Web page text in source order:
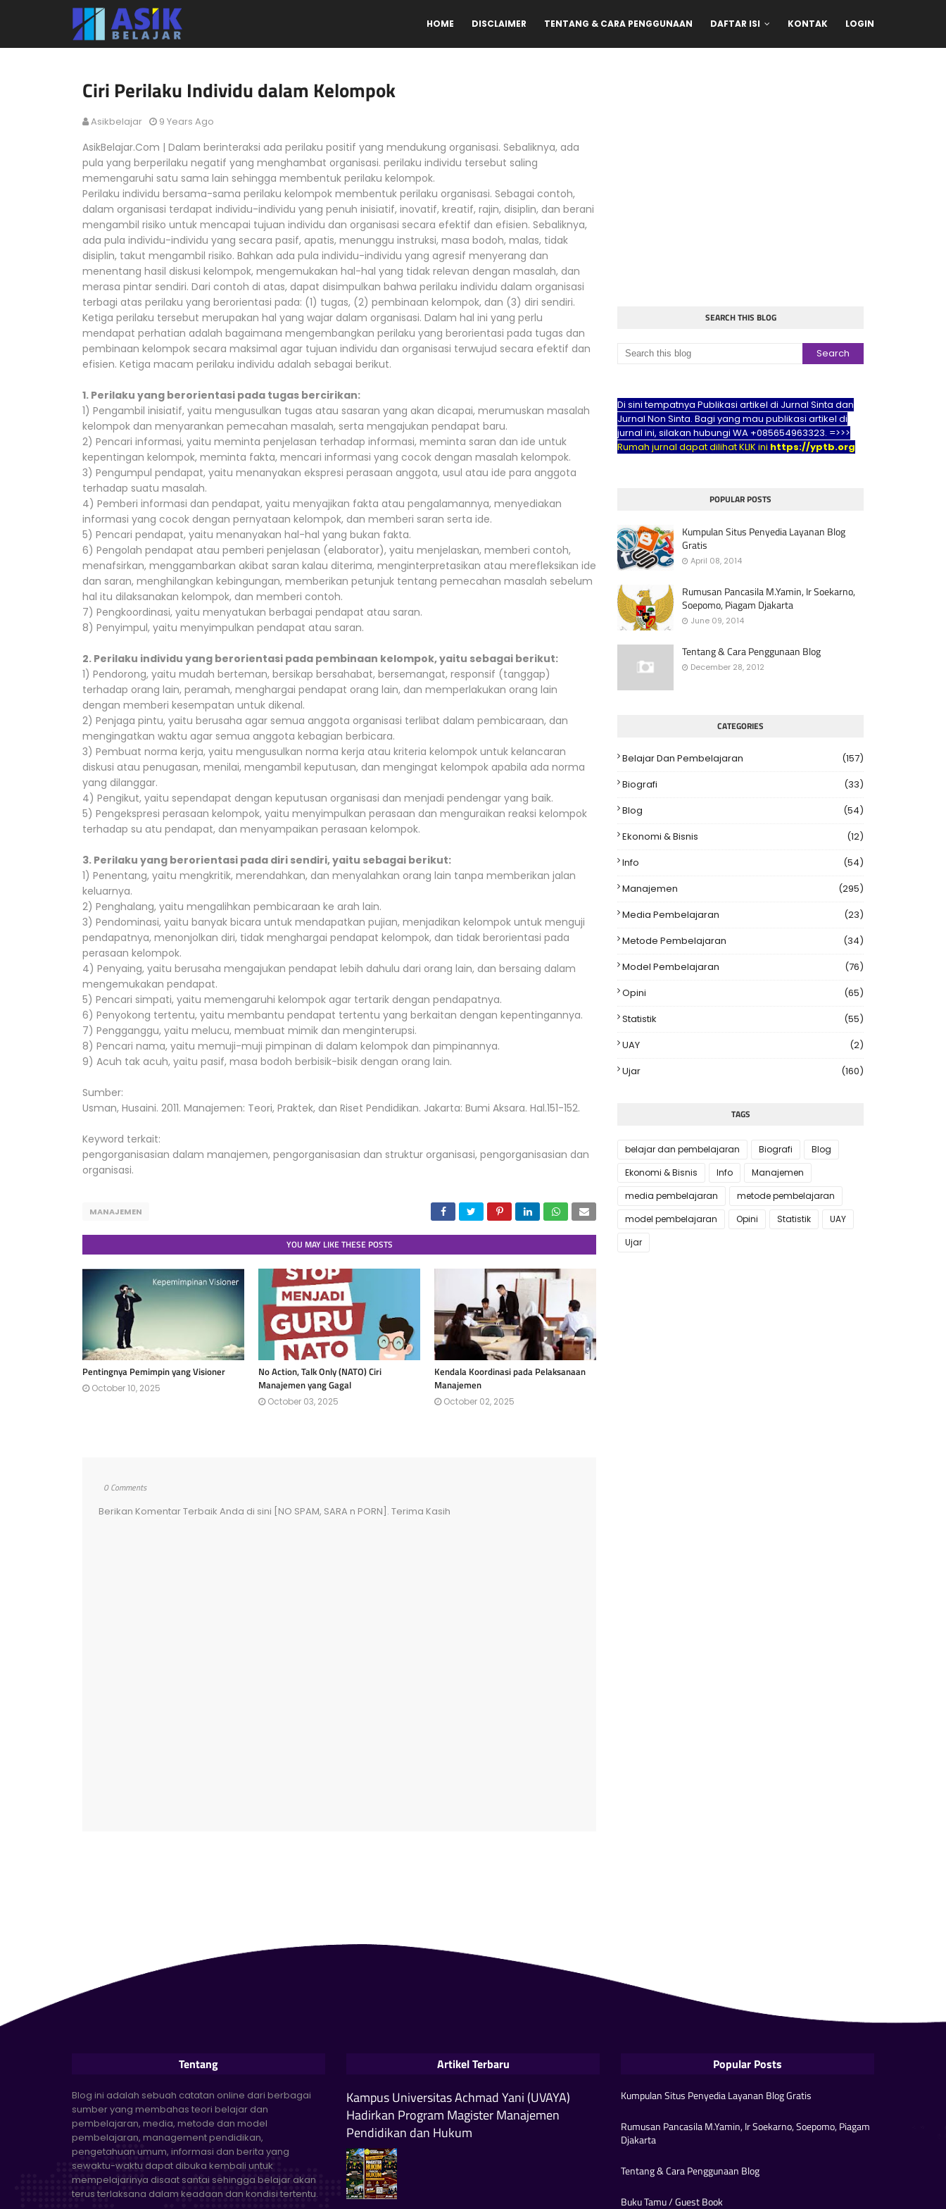
HOME DISCLAIMER TENTANG & CARA PENGGUNAAN DAFTAR ISI KONTAK LOGIN
Ciri Perilaku Individu dalam Kelompok
Asikbelajar 9 Years Ago
AsikBelajar.Com | Dalam berinteraksi ada perilaku positif yang mendukung organisasi. Sebaliknya, ada
pula yang berperilaku negatif yang menghambat organisasi. perilaku individu tersebut saling
memengaruhi satu sama lain sehingga membentuk perilaku kelompok.
Perilaku individu bersama-sama perilaku kelompok membentuk perilaku organisasi. Sebagai contoh,
dalam organisasi terdapat individu-individu yang penuh inisiatif, inovatif, kreatif, rajin, disiplin, dan berani
mengambil risiko untuk mencapai tujuan individu dan organisasi secara efektif dan efisien. Sebaliknya,
ada pula individu-individu yang secara pasif, apatis, menunggu instruksi, masa bodoh, malas, tidak
disiplin, takut mengambil risiko. Bahkan ada pula individu-individu yang agresif menyerang dan
menentang hasil diskusi kelompok, mengemukakan hal-hal yang tidak relevan dengan masalah, dan
merasa pintar sendiri. Dari contoh di atas, dapat disimpulkan bahwa perilaku individu dalam organisasi
terbagi atas perilaku yang berorientasi pada: (1) tugas, (2) pembinaan kelompok, dan (3) diri sendiri.
Ketiga perilaku tersebut merupakan hal yang wajar dalam organisasi. Dalam hal ini yang perlu
mendapat perhatian adalah bagaimana mengembangkan perilaku yang berorientasi pada tugas dan
pembinaan kelompok secara maksimal agar tujuan individu dan organisasi terwujud secara efektif dan
efisien. Ketiga macam perilaku individu adalah sebagai berikut.
1. Perilaku yang berorientasi pada tugas bercirikan:
1) Pengambil inisiatif, yaitu mengusulkan tugas atau sasaran yang akan dicapai, merumuskan masalah
kelompok dan menyarankan pemecahan masalah, serta mengajukan pendapat baru.
2) Pencari informasi, yaitu meminta penjelasan terhadap informasi, meminta saran dan ide untuk
kepentingan kelompok, meminta fakta, mencari informasi yang cocok dengan masalah kelompok.
3) Pengumpul pendapat, yaitu menanyakan ekspresi perasaan anggota, usul atau ide para anggota
terhadap suatu masalah.
4) Pemberi informasi dan pendapat, yaitu menyajikan fakta atau pengalamannya, menyediakan
informasi yang cocok dengan pernyataan kelompok, dan memberi saran serta ide.
5) Pencari pendapat, yaitu menanyakan hal-hal yang bukan fakta.
6) Pengolah pendapat atau pemberi penjelasan (elaborator), yaitu menjelaskan, memberi contoh,
menafsirkan, menggambarkan akibat saran kalau diterima, menginterpretasikan atau merefleksikan ide
dan saran, menghilangkan kebingungan, memberikan petunjuk tentang pemecahan masalah sebelum
hal itu dilaksanakan kelompok, dan memberi contoh.
7) Pengkoordinasi, yaitu menyatukan berbagai pendapat atau saran.
8) Penyimpul, yaitu menyimpulkan pendapat atau saran.
2. Perilaku individu yang berorientasi pada pembinaan kelompok, yaitu sebagai berikut:
1) Pendorong, yaitu mudah berteman, bersikap bersahabat, bersemangat, responsif (tanggap)
terhadap orang lain, peramah, menghargai pendapat orang lain, dan memperlakukan orang lain
dengan memberi kesempatan untuk dikenal.
2) Penjaga pintu, yaitu berusaha agar semua anggota organisasi terlibat dalam pembicaraan, dan
mengingatkan waktu agar semua anggota kebagian berbicara.
3) Pembuat norma kerja, yaitu mengusulkan norma kerja atau kriteria kelompok untuk kelancaran
diskusi atau penugasan, menilai, mengambil keputusan, dan mengingat kelompok apabila ada norma
yang dilanggar.
4) Pengikut, yaitu sependapat dengan keputusan organisasi dan menjadi pendengar yang baik.
5) Pengekspresi perasaan kelompok, yaitu menyimpulkan perasaan dan menguraikan reaksi kelompok
terhadap su atu pendapat, dan menyampaikan perasaan kelompok.
3. Perilaku yang berorientasi pada diri sendiri, yaitu sebagai berikut:
1) Penentang, yaitu mengkritik, merendahkan, dan menyalahkan orang lain tanpa memberikan jalan
keluarnya.
2) Penghalang, yaitu mengalihkan pembicaraan ke arah lain.
3) Pendominasi, yaitu banyak bicara untuk mendapatkan pujian, menjadikan kelompok untuk menguji
pendapatnya, menonjolkan diri, tidak menghargai pendapat kelompok, dan tidak berorientasi pada
perasaan kelompok.
4) Penyaing, yaitu berusaha mengajukan pendapat lebih dahulu dari orang lain, dan bersaing dalam
mengemukakan pendapat.
5) Pencari simpati, yaitu memengaruhi kelompok agar tertarik dengan pendapatnya.
6) Penyokong tertentu, yaitu membantu pendapat tertentu yang berkaitan dengan kepentingannya.
7) Pengganggu, yaitu melucu, membuat mimik dan menginterupsi.
8) Pencari nama, yaitu memuji-muji pimpinan di dalam kelompok dan pimpinannya.
9) Acuh tak acuh, yaitu pasif, masa bodoh berbisik-bisik dengan orang lain.
Sumber:
Usman, Husaini. 2011. Manajemen: Teori, Praktek, dan Riset Pendidikan. Jakarta: Bumi Aksara. Hal.151-152.
Keyword terkait:
pengorganisasian dalam manajemen, pengorganisasian dan struktur organisasi, pengorganisasian dan
organisasi.
MANAJEMEN
YOU MAY LIKE THESE POSTS
Pentingnya Pemimpin yang Visioner
October 10, 2025
No Action, Talk Only (NATO) Ciri
Manajemen yang Gagal
October 03, 2025
Kendala Koordinasi pada Pelaksanaan
Manajemen
October 02, 2025
0 Comments
Berikan Komentar Terbaik Anda di sini [NO SPAM, SARA n PORN]. Terima Kasih
SEARCH THIS BLOG
Di sini tempatnya Publikasi artikel di Jurnal Sinta dan
Jurnal Non Sinta. Bagi yang mau publikasi artikel di
jurnal ini, silakan hubungi WA +085654963323. =>>>
Rumah jurnal dapat dilihat KLIK ini https://yptb.org
POPULAR POSTS
Kumpulan Situs Penyedia Layanan Blog
Gratis
April 08, 2014
Rumusan Pancasila M.Yamin, Ir Soekarno,
Soepomo, Piagam Djakarta
June 09, 2014
Tentang & Cara Penggunaan Blog
December 28, 2012
CATEGORIES
Belajar Dan Pembelajaran
(157)
Biografi
(33)
Blog
(54)
Ekonomi & Bisnis
(12)
Info
(54)
Manajemen
(295)
Media Pembelajaran
(23)
Metode Pembelajaran
(34)
Model Pembelajaran
(76)
Opini
(65)
Statistik
(55)
UAY
(2)
Ujar
(160)
TAGS
belajar dan pembelajaran Biografi
Blog
Ekonomi & Bisnis
Info
Manajemen
media pembelajaran
metode pembelajaran
model pembelajaran
Opini Statistik
UAY
Ujar
Tentang
Blog ini adalah sebuah catatan online dari berbagai
sumber yang membahas teori belajar dan
pembelajaran, media, metode dan model
pembelajaran, management pendidikan,
pengetahuan umum, informasi dan berita yang
sewaktu-waktu dapat dibuka kembali untuk
mempelajarinya disaat santai sehingga belajar akan
terus terlaksana dalam keadaan dan kondisi tertentu.
Artikel Terbaru
Kampus Universitas Achmad Yani (UVAYA)
Hadirkan Program Magister Manajemen
Pendidikan dan Hukum
Popular Posts
Kumpulan Situs Penyedia Layanan Blog Gratis
Rumusan Pancasila M.Yamin, Ir Soekarno, Soepomo, Piagam
Djakarta
Tentang & Cara Penggunaan Blog
Buku Tamu / Guest Book